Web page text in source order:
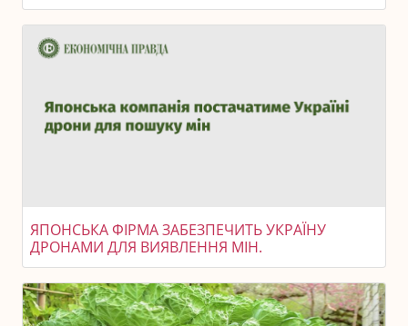
ЯПОНСЬКА ФІРМА ЗАБЕЗПЕЧИТЬ УКРАЇНУ
ДРОНАМИ ДЛЯ ВИЯВЛЕННЯ МІН.